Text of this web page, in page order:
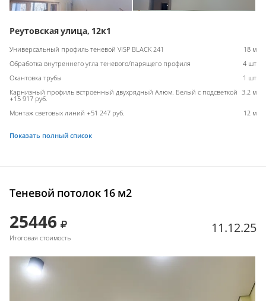
Реутовская улица, 12к1
Универсальный профиль теневой VISP BLACK 241
18 м
Обработка внутреннего угла теневого/парящего профиля
4 шт
Окантовка трубы
1 шт
Карнизный профиль встроенный двухрядный Алюм. Белый с подсветкой
+15 917 руб.
3.2 м
Монтаж световых линий +51 247 руб. 12 м
Показать полный список
Теневой потолок 16 м2
25446
Итоговая стоимость
11.12.25